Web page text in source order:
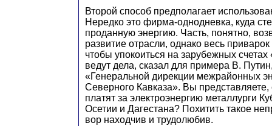
Второй способ предполагает
Нередко это фирма-однодневка, куда
проданную энергию. Часть, понятно,
развитие отрасли, однако весь
чтобы упокоиться на зарубежных
ведут дела, сказал для примера В.
«Генеральной дирекции межрайонных
Северного Кавказа». Вы
платят за электроэнергию металлурги
Осетии и Дагестана? Похитить такое
вор находчив и трудолюбив.